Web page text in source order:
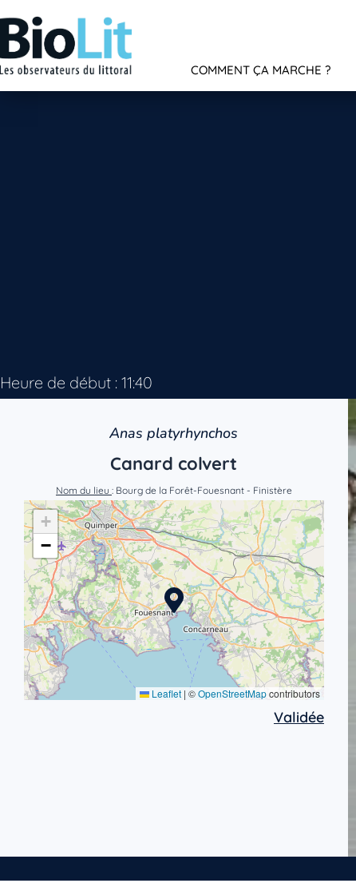
COMMENT ÇA MARCHE ?
Heure de début : 11:40
Anas platyrhynchos
Canard colvert
Nom du lieu : Bourg de la Forêt-Fouesnant - Finistère
+
−
Leaflet | ©OpenStreetMapcontributors
Validée